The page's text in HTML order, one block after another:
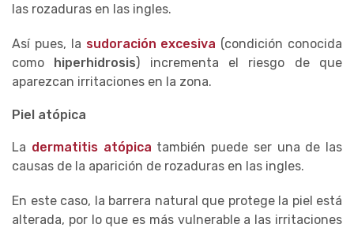
las rozaduras en las ingles.
Así pues, la sudoración excesiva (condición conocida
como hiperhidrosis) incrementa el riesgo de que
aparezcan irritaciones en la zona.
Piel atópica
La dermatitis atópica también puede ser una de las
causas de la aparición de rozaduras en las ingles.
En este caso, la barrera natural que protege la piel está
alterada, por lo que es más vulnerable a las irritaciones